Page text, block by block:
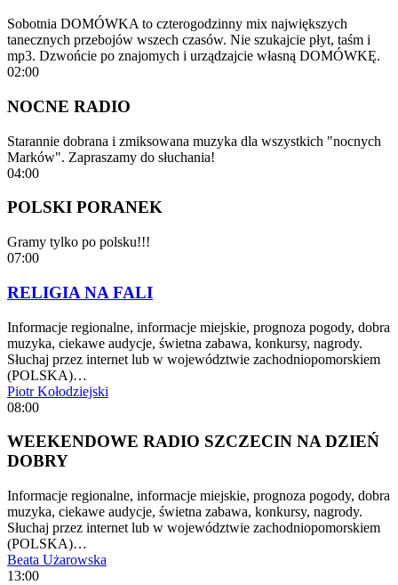
Sobotnia DOMÓWKA to czterogodzinny mix największych
tanecznych przebojów wszech czasów. Nie szukajcie płyt, taśm i
mp3. Dzwońcie po znajomych i urządzajcie własną DOMÓWKĘ.
02:00
NOCNE RADIO
Starannie dobrana i zmiksowana muzyka dla wszystkich "nocnych
Marków". Zapraszamy do słuchania!
04:00
POLSKI PORANEK
Gramy tylko po polsku!!!
07:00
RELIGIA NA FALI
Informacje regionalne, informacje miejskie, prognoza pogody, dobra
muzyka, ciekawe audycje, świetna zabawa, konkursy, nagrody.
Słuchaj przez internet lub w województwie zachodniopomorskiem
(POLSKA)…
Piotr Kołodziejski
08:00
WEEKENDOWE RADIO SZCZECIN NA DZIEŃ
DOBRY
Informacje regionalne, informacje miejskie, prognoza pogody, dobra
muzyka, ciekawe audycje, świetna zabawa, konkursy, nagrody.
Słuchaj przez internet lub w województwie zachodniopomorskiem
(POLSKA)…
Beata Użarowska
13:00